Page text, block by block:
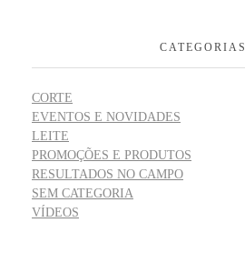
CATEGORIAS
CORTE
EVENTOS E NOVIDADES
LEITE
PROMOÇÕES E PRODUTOS
RESULTADOS NO CAMPO
SEM CATEGORIA
VÍDEOS